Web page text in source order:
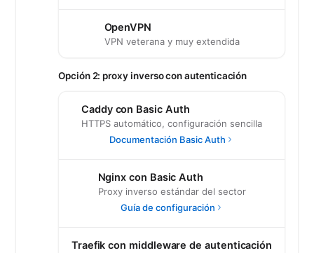
OpenVPN
VPN veterana y muy extendida
Opción 2: proxy inverso con autenticación
Caddy con Basic Auth
HTTPS automático, configuración sencilla
Documentación Basic Auth
Nginx con Basic Auth
Proxy inverso estándar del sector
Guía de configuración
Traefik con middleware de autenticación